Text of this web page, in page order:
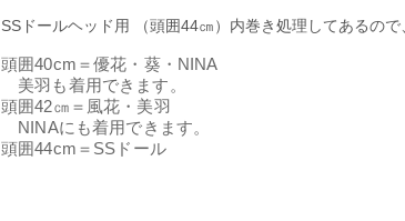
SSドールヘッド用 （頭囲44㎝）内巻き処理してあるの
頭囲40cm＝優花・葵・NINA
美羽も着用できます。
頭囲42㎝＝風花・美羽
NINAにも着用できます。
頭囲44cm＝SSドール